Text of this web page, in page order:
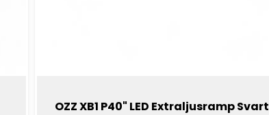
OZZ XB1 P40" LED Extraljusramp Svart